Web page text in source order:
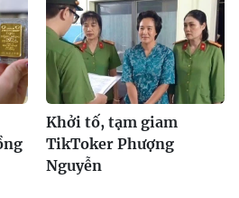
Khởi tố, tạm giam
TikToker Phượng
Nguyễn